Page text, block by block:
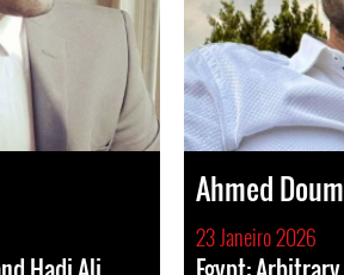
Ahmed
23 Janeiro 2026